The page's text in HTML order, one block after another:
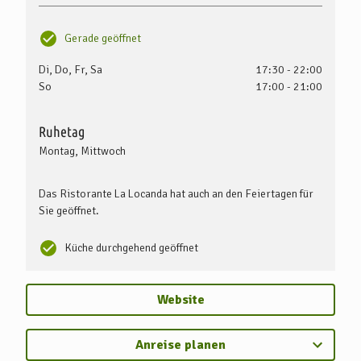
Gerade geöffnet
Di, Do, Fr, Sa
17:30 - 22:00
So
17:00 - 21:00
Ruhetag
Montag, Mittwoch
Das Ristorante La Locanda hat auch an den Feiertagen für
Sie geöffnet.
Küche durchgehend geöffnet
Website
Anreise planen